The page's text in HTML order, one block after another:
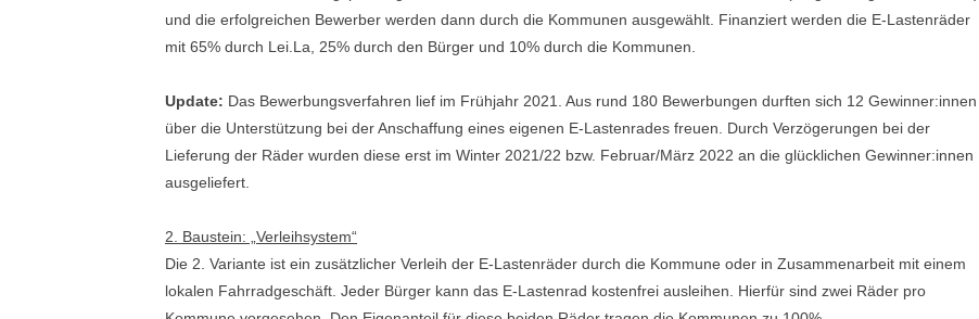
und die erfolgreichen Bewerber werden dann durch die Kommunen ausgewählt. Finanziert werden die E-Lastenräder
mit 65% durch Lei.La, 25% durch den Bürger und 10% durch die Kommunen.
Update: Das Bewerbungsverfahren lief im Frühjahr 2021. Aus rund 180 Bewerbungen durften sich 12 Gewinner:innen
über die Unterstützung bei der Anschaffung eines eigenen E-Lastenrades freuen. Durch Verzögerungen bei der
Lieferung der Räder wurden diese erst im Winter 2021/22 bzw. Februar/März 2022 an die glücklichen Gewinner:innen
ausgeliefert.
2. Baustein: „Verleihsystem“
Die 2. Variante ist ein zusätzlicher Verleih der E-Lastenräder durch die Kommune oder in Zusammenarbeit mit einem
lokalen Fahrradgeschäft. Jeder Bürger kann das E-Lastenrad kostenfrei ausleihen. Hierfür sind zwei Räder pro